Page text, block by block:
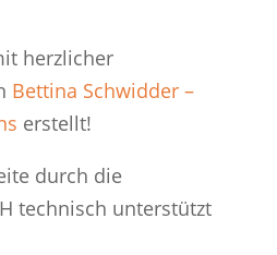
herzlicher
Bettina Schwidder –
erstellt!
durch die
technisch unterstützt